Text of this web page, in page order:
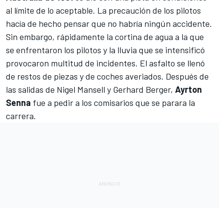
al límite de lo aceptable. La precaución de los pilotos
hacía de hecho pensar que no habría ningún accidente.
Sin embargo, rápidamente la cortina de agua a la que
se enfrentaron los pilotos y la lluvia que se intensificó
provocaron multitud de incidentes. El asfalto se llenó
de restos de piezas y de coches averiados. Después de
las salidas de Nigel Mansell y Gerhard Berger, Ayrton
Senna fue a pedir a los comisarios que se parara la
carrera.